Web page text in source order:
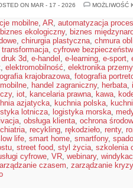
ON MAR - 17 - 2026
MOŻLIWOŚĆ
mobilne, AR, automatyzacja
biznes ekologiczny, biznes
, chirurgia plastyczna, chmura
, cyfrowe
druk 3d, e-handel , e-learning, e-sport,
, elektromobilność, elektronika
krajobrazowa, fotografia
, handel zagraniczny, herbata,
, iot, kancelaria prawna, kawa,
azjatycka, kuchnia polska,
lotnicza, logistyka morska,
, obsługa klienta, ochrona
, recykling, rękodzieło, renty,
life, smart home, smartfony,
, street food, styl życia, szkolenia
cyfrowe, VR, webinary,
czasem, zarządzanie